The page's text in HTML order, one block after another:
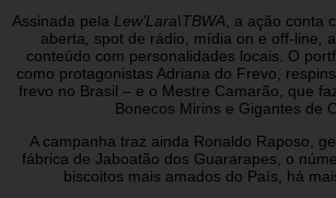
Assinada pela Lew’Lara\TBWA , a ação conta
aberta
spot de rádio, mídia on e off-line
conteúdo com personalidades locais. O
como protagonistas Adriana do Frevo,
frevo no Brasil – e o Mestre Camarão, que
Bonecos Mirins e Gigantes de
A campanha traz ainda Ronaldo Raposo,
fábrica de Jaboatão dos Guararapes, o
biscoitos mais amados do País, há